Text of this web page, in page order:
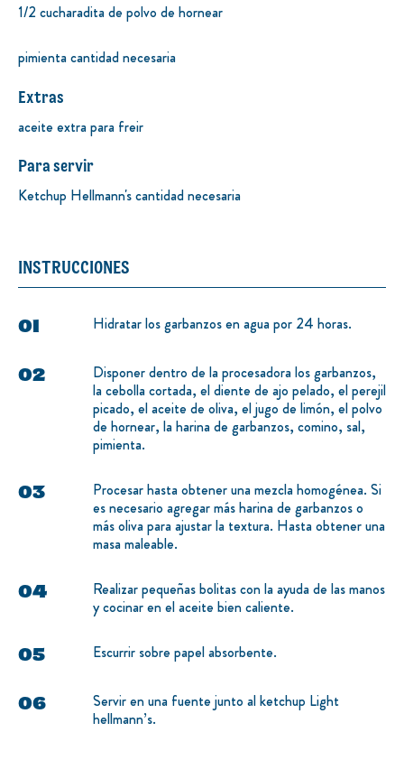
1/2 cucharadita de polvo de hornear
pimienta cantidad necesaria
Extras
aceite extra para freir
Para servir
Ketchup Hellmann's cantidad necesaria
INSTRUCCIONES
Hidratar los garbanzos en agua por 24 horas.
Disponer dentro de la procesadora los garbanzos,
la cebolla cortada, el diente de ajo pelado, el perejil
picado, el aceite de oliva, el jugo de limón, el polvo
de hornear, la harina de garbanzos, comino, sal,
pimienta.
Procesar hasta obtener una mezcla homogénea. Si
es necesario agregar más harina de garbanzos o
más oliva para ajustar la textura. Hasta obtener una
masa maleable.
Realizar pequeñas bolitas con la ayuda de las manos
y cocinar en el aceite bien caliente.
Escurrir sobre papel absorbente.
Servir en una fuente junto al ketchup Light
hellmann’s.